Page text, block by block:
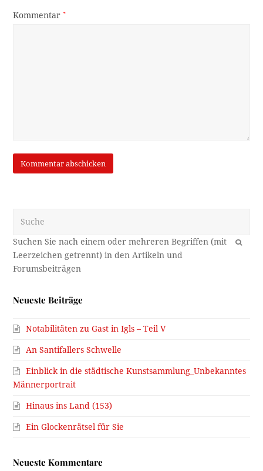
Kommentar*
OK
Neueste Beiträge
Notabilitäten zu Gast in Igls – Teil V
An Santifallers Schwelle
Einblick in die städtische Kunstsammlung_Unbekanntes
Männerportrait
Hinaus ins Land (153)
Ein Glockenrätsel für Sie
Neueste Kommentare